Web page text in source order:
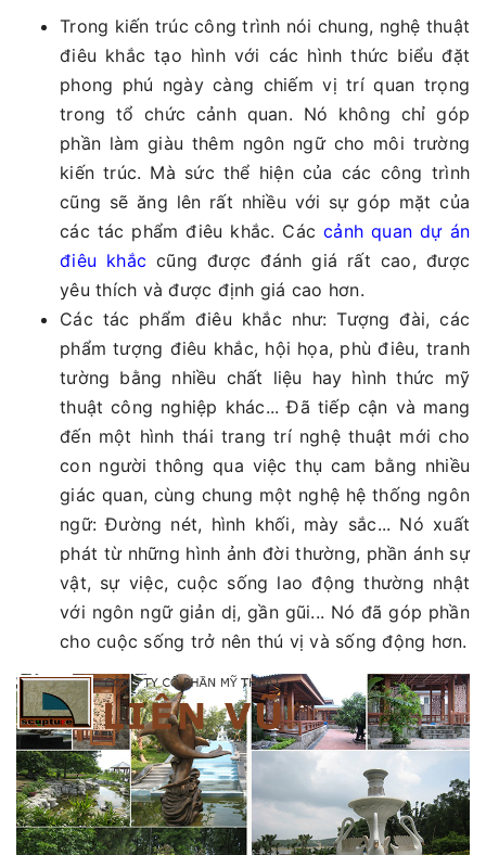
Trong kiến trúc công trình nói chung, nghệ thuật
điêu khắc tạo hình với các hình thức biểu đặt
phong phú ngày càng chiếm vị trí quan trọng
trong tổ chức cảnh quan. Nó không chỉ góp
phần làm giàu thêm ngôn ngữ cho môi trường
kiến trúc. Mà sức thể hiện của các công trình
cũng sẽ ăng lên rất nhiều với sự góp mặt của
các tác phẩm điêu khắc. Cáccảnh quan dự án
điêu khắc cũng được đánh giá rất cao, được
yêu thích và được định giá cao hơn.
Các tác phẩm điêu khắc như: Tượng đài, các
phẩm tượng điêu khắc, hội họa, phù điêu, tranh
tường bằng nhiều chất liệu hay hình thức mỹ
thuật công nghiệp khác... Đã tiếp cận và mang
đến một hình thái trang trí nghệ thuật mới cho
con người thông qua việc thụ cam bằng nhiều
giác quan, cùng chung một nghệ hệ thống ngôn
ngữ: Đường nét, hình khối, mày sắc... Nó xuất
phát từ những hình ảnh đời thường, phần ánh sự
vật, sự việc, cuộc sống lao động thường nhật
với ngôn ngữ giản dị, gần gũi... Nó đã góp phần
cho cuộc sống trở nên thú vị và sống động hơn.